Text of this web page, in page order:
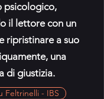
psicologico,
il lettore con un
ripristinare a suo
una
di giustizia.
Feltrinelli - IBS